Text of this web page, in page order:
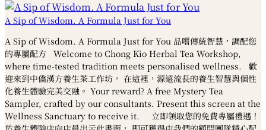
A Sip of Wisdom. A Formula Just for You
A Sip of Wisdom. A Formula Just for You 品嚐傳統智慧，調配您
的專屬配方 Welcome to Chong Kio Herbal Tea Workshop,
where time-tested tradition meets personalised wellness. 歡
迎來到中僑漢方養生茶工作坊， 在這裡，源遠流長的養生智慧與個性
化養生體驗完美交融。 Your reward? A free Mystery Tea
Sampler, crafted by our consultants. Present this screen at the
Wellness Sanctuary to receive it. 立即領取您的免費專屬禮遇！